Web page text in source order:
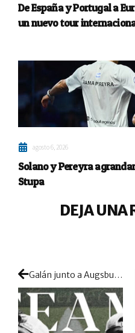
De España y Portugal a
un nuevo tour
agosto 6, 2026
Solano y Pereyra
Stupa
DEJA UNA
Galán junto a Augsburger: el gran reclamo de la Reserve Cup en Marbella